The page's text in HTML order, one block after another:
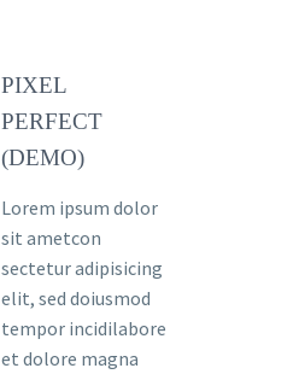
PIXEL
PERFECT
(DEMO)
Lorem ipsum dolor
sit ametcon
sectetur adipisicing
elit, sed doiusmod
tempor incidilabore
et dolore magna